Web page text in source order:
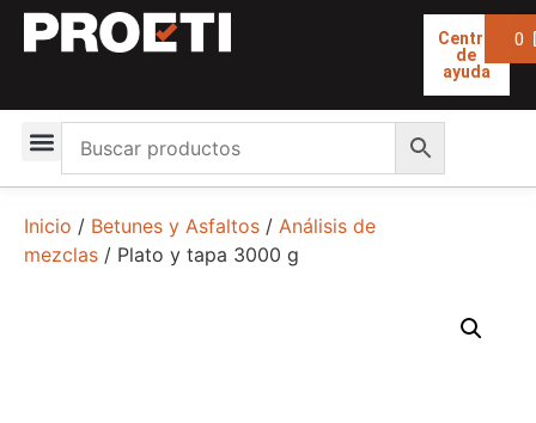
Centro
de
ayuda
0
Inicio / Betunes y Asfaltos / Análisis de
mezclas / Plato y tapa 3000 g